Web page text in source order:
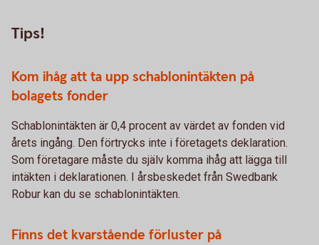
Tips!
Kom ihåg att ta upp schablonintäkten på
bolagets fonder
Schablonintäkten är 0,4 procent av värdet av fonden vid
årets ingång. Den förtrycks inte i företagets deklaration.
Som företagare måste du själv komma ihåg att lägga till
intäkten i deklarationen. I årsbeskedet från Swedbank
Robur kan du se schablonintäkten.
Finns det kvarstående förluster på